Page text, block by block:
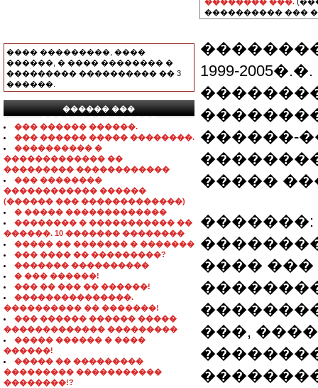
���� ���������, ����
������, � ���� �������� �
��������� ���������� �� 3
������.
������ ���
���������������
��� ������ ������.
��� ������ ����� ��������.
���������� �
������������� ��
��������� ������������
��� ��������
������������ ������
(������ ��� �������������)
� ����� �������������
�������� � ����������� ��
������. 10 ������� ��������
����� �� ������� � �������
��� ���� �� ���������?
������� ����������
� ��� ������!
��� �� ��� �� ������!
���������������.
���������� �� �������!
��� ������ ������ �����
������������� ���������
����� ������ � ����
������!
����� �� ���������
��������� �����������
��������!?
���������� ���
1999-
������-
�����
�������:
����
���,